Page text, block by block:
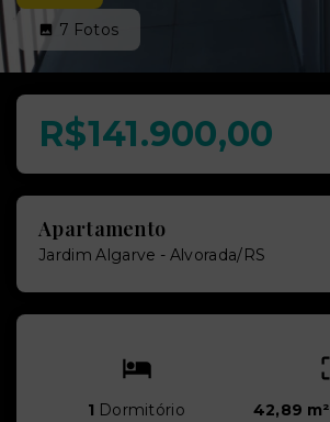
7 Fotos
R$141.900,00
Apartamento
Jardim Algarve - Alvorada/RS
1 Dormitório 42,89 m²